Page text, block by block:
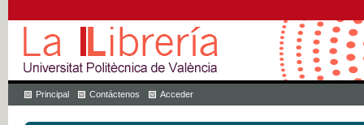
Principal Contáctenos Acceder